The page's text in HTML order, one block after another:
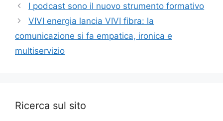
I podcast sono il nuovo strumento formativo
VIVI energia lancia VIVI fibra: la
comunicazione si fa empatica, ironica e
multiservizio
Ricerca sul sito